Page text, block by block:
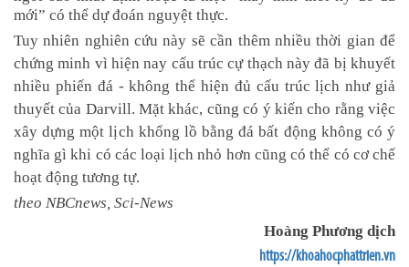
mới” có thể dự đoán nguyệt thực.
Tuy nhiên nghiên cứu này sẽ cần thêm nhiều thời gian để
chứng minh vì hiện nay cấu trúc cự thạch này đã bị khuyết
nhiều phiến đá - không thể hiện đủ cấu trúc lịch như giả
thuyết của Darvill. Mặt khác, cũng có ý kiến cho rằng việc
xây dựng một lịch khổng lồ bằng đá bất động không có ý
nghĩa gì khi có các loại lịch nhỏ hơn cũng có thể có cơ chế
hoạt động tương tự.
theo NBCnews, Sci-News
Hoàng Phương dịch
https://khoahocphattrien.vn